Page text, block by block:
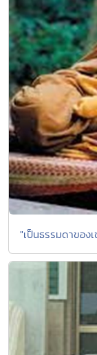
"เป็นธรรมดาของ